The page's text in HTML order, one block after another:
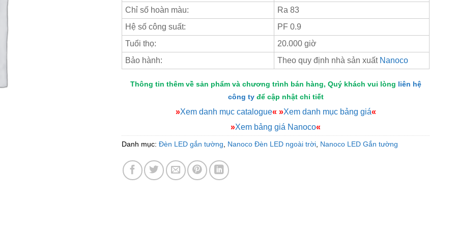
Chỉ số hoàn màu:
Ra 83
Hệ số công suất:
PF 0.9
Tuổi thọ:
20.000 giờ
Bảo hành:
Theo quy định nhà sản xuất Nanoco
Thông tin thêm về sản phẩm và chương trình bán hàng, Quý khách vui lòng liên hệ
công tyđể cập nhật chi tiết
»Xem danh mục catalogue« »Xem danh mục bảng giá«
»Xem bảng giá Nanoco«
Danh mục: Đèn LED gắn tường, Nanoco Đèn LED ngoài trời, Nanoco LED Gắn tường